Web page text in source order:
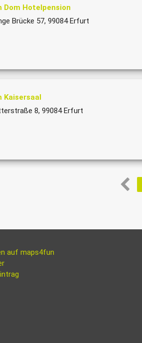
Dom Hotelpension
Brücke 57, 99084 Erfurt
Kaisersaal
8, 99084 Erfurt
auf maps4fun